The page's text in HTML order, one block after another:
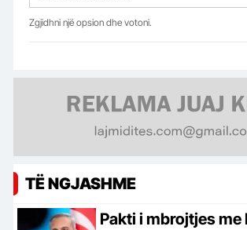
Zgjidhni një opsion dhe votoni.
TË NGJASHME
Pakti i mbrojtjes me